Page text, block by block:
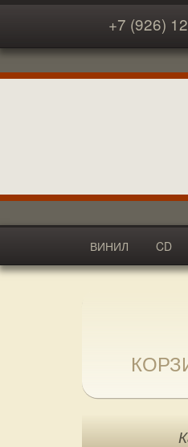
+7 (926)
ВИНИЛ CD
АКСЕССУАРЫ